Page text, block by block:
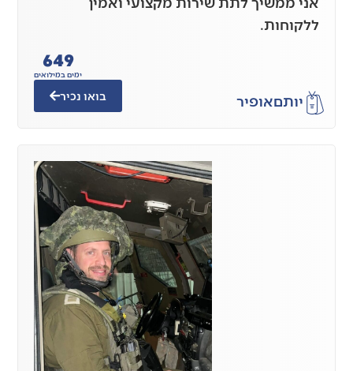
ללקוחות.
יותםאופיר
ימים במילואים
649
בואו נכיר